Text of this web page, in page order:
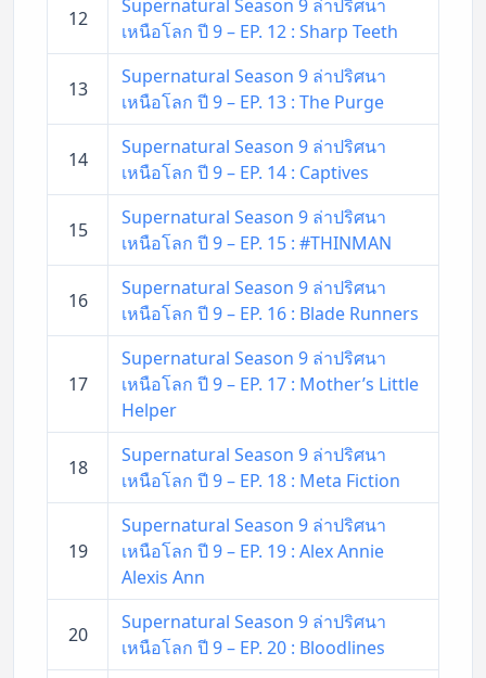
12
Supernatural Season 9 ล่าปริศนา
เหนือโลก ปี 9 – EP. 12 : Sharp Teeth
13
Supernatural Season 9 ล่าปริศนา
เหนือโลก ปี 9 – EP. 13 : The Purge
14
Supernatural Season 9 ล่าปริศนา
เหนือโลก ปี 9 – EP. 14 : Captives
15
Supernatural Season 9 ล่าปริศนา
เหนือโลก ปี 9 – EP. 15 : #THINMAN
16
Supernatural Season 9 ล่าปริศนา
เหนือโลก ปี 9 – EP. 16 : Blade Runners
17
Supernatural Season 9 ล่าปริศนา
เหนือโลก ปี 9 – EP. 17 : Mother’s Little
Helper
18
Supernatural Season 9 ล่าปริศนา
เหนือโลก ปี 9 – EP. 18 : Meta Fiction
19
Supernatural Season 9 ล่าปริศนา
เหนือโลก ปี 9 – EP. 19 : Alex Annie
Alexis Ann
20
Supernatural Season 9 ล่าปริศนา
เหนือโลก ปี 9 – EP. 20 : Bloodlines